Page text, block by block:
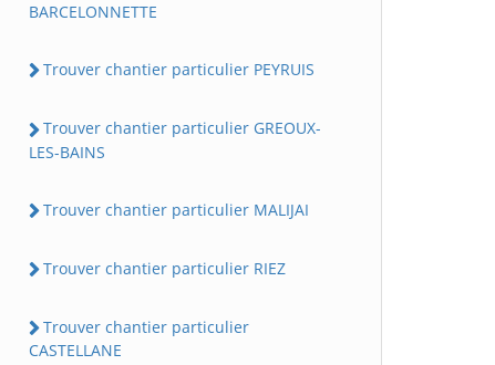
BARCELONNETTE
Trouver chantier particulier PEYRUIS
Trouver chantier particulier GREOUX-
LES-BAINS
Trouver chantier particulier MALIJAI
Trouver chantier particulier RIEZ
Trouver chantier particulier
CASTELLANE